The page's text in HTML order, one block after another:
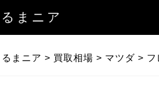
るまニア
るまニア > 買取相場 > マツダ > フ